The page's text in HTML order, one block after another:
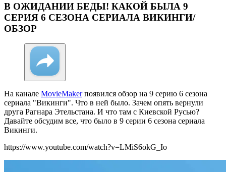
В ОЖИДАНИИ БЕДЫ! КАКОЙ БЫЛА 9
СЕРИЯ 6 СЕЗОНА СЕРИАЛА ВИКИНГИ/
ОБЗОР
На канале MovieMakerпоявился обзор на 9 серию 6 сезона
сериала "Викинги". Что в ней было. Зачем опять вернули
друга Рагнара Этельстана. И что там с Киевской Русью?
Давайте обсудим все, что было в 9 серии 6 сезона сериала
Викинги.
https://www.youtube.com/watch?v=LMiS6okG_Io